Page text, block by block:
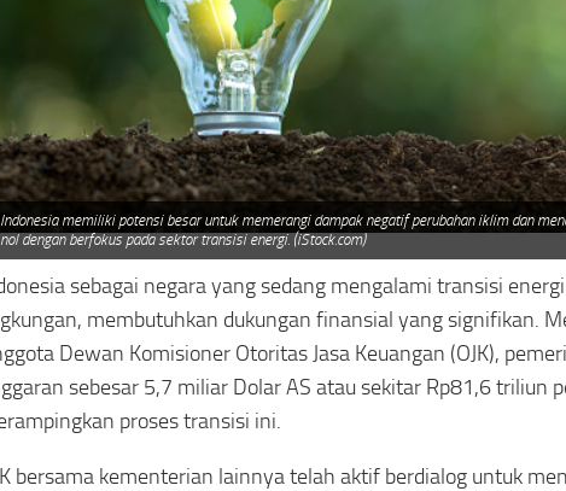
Indonesia memiliki potensi besar untuk memerangi dampak negatif perubahan iklim dan
nol dengan berfokus pada sektor transisi energi. (iStock.com)
sebagai negara yang sedang mengalami transisi
membutuhkan dukungan finansial yang signifikan.
Dewan Komisioner Otoritas Jasa Keuangan (OJK),
sebesar 5,7 miliar Dolar AS atau sekitar Rp81,6 triliun
proses transisi ini.
bersama kementerian lainnya telah aktif berdialog untuk